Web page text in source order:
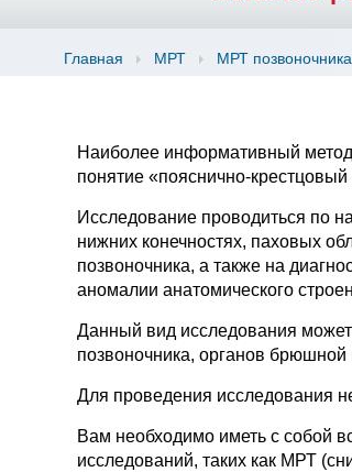
Главная МРТ МРТ позвоночника
Наиболее информативный метод
понятие «пояснично-
Исследование проводиться по
нижних конечностях, паховых
позвоночника, а также на
аномалии анатомического
Данный вид исследования может
позвоночника, органов брюшной
Для проведения исследования
Вам необходимо иметь с собой
исследований, таких как МРТ